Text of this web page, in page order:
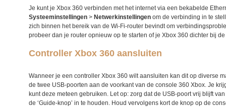
Je kunt je Xbox 360 verbinden met het internet via een bekabelde
Systeeminstellingen > Netwerkinstellingen om de verbinding in te
zich binnen het bereik van de Wi-Fi-router bevindt om
probeer dan je router opnieuw op te starten of je Xbox 360 dichter bij
Controller Xbox 360 aansluiten
Wanneer je een controller Xbox 360 wilt aansluiten kan dit op diverse
de twee USB-poorten aan de voorkant van de console 360 Xbox. Je
kunt deze meteen gebruiken. Let op: zorg dat de USB-poort vrij blijft
de ‘Guide-knop’ in te houden. Houd vervolgens kort de knop op de